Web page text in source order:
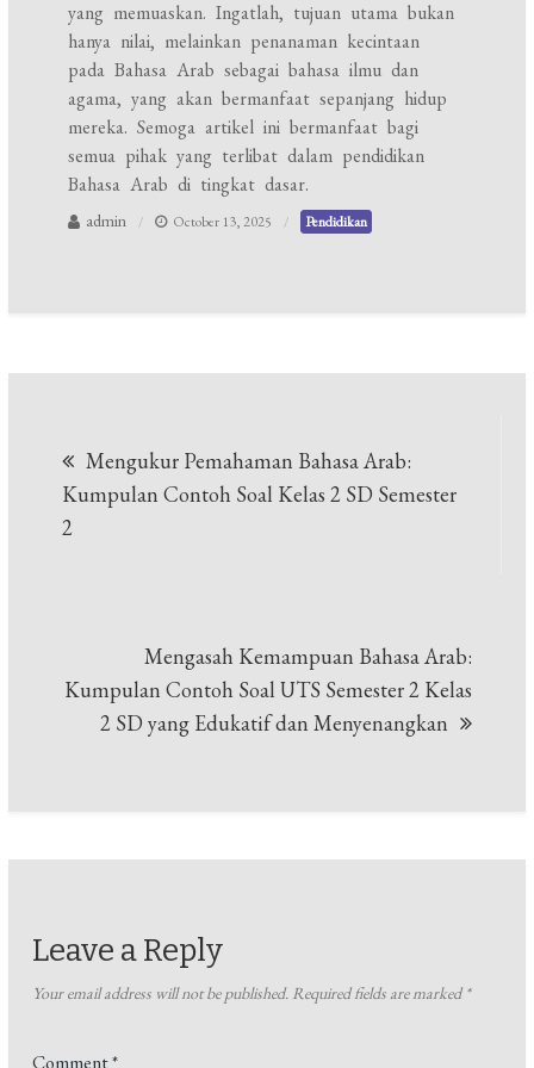
yang memuaskan. Ingatlah, tujuan utama bukan
hanya nilai, melainkan penanaman kecintaan
pada Bahasa Arab sebagai bahasa ilmu dan
agama, yang akan bermanfaat sepanjang hidup
mereka. Semoga artikel ini bermanfaat bagi
semua pihak yang terlibat dalam pendidikan
Bahasa Arab di tingkat dasar.
admin October 13, 2025 Pendidikan
navigation
Mengukur Pemahaman Bahasa Arab:
Kumpulan Contoh Soal Kelas 2 SD Semester
2
Mengasah Kemampuan Bahasa Arab:
Kumpulan Contoh Soal UTS Semester 2 Kelas
2 SD yang Edukatif dan Menyenangkan
Leave a Reply
Your email address will not be published. Required fields are marked*
Comment*